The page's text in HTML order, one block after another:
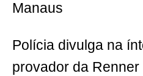
Manaus
Polícia divulga na
provador da